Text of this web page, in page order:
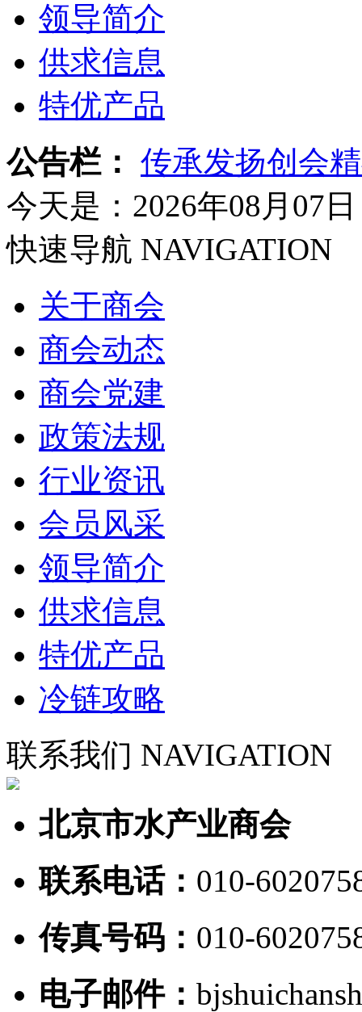
领导简介
供求信息
特优产品
公告栏： 传承发扬创会
今天是：2026年08月07日
快速导航 NAVIGATION
关于商会
商会动态
商会党建
政策法规
行业资讯
会员风采
领导简介
供求信息
特优产品
冷链攻略
联系我们 NAVIGATION
北京市水产业商会
联系电话： 010-
传真号码： 010-
电子邮件：